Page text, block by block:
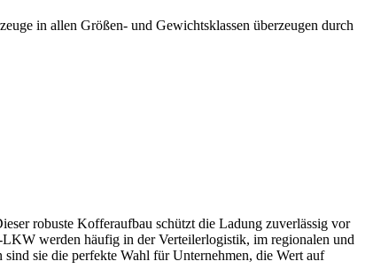
in allen Größen- und Gewichtsklassen überzeugen durch
robuste Kofferaufbau schützt die Ladung zuverlässig vor
werden häufig in der Verteilerlogistik, im regionalen und
sie die perfekte Wahl für Unternehmen, die Wert auf